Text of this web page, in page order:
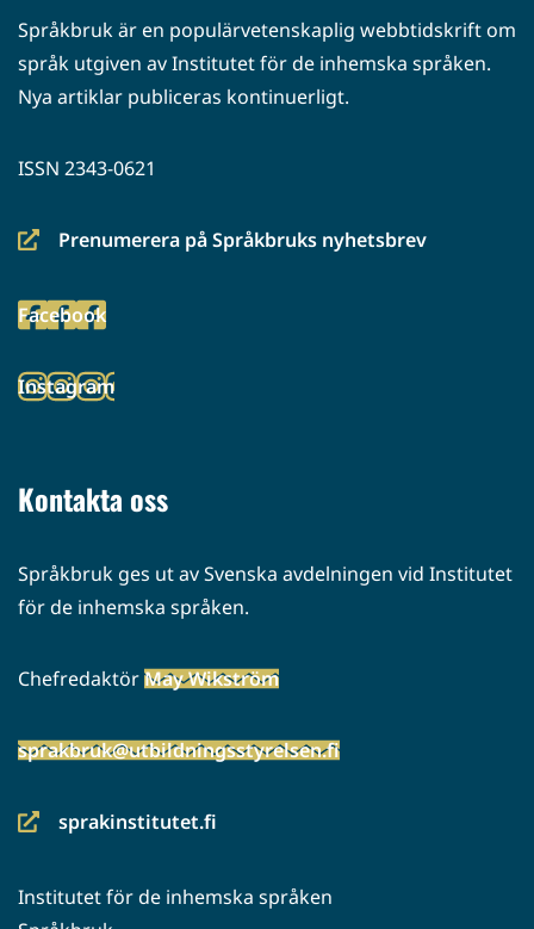
Språkbruk är en populärvetenskaplig webbtidskrift om
språk utgiven av Institutet för de inhemska språken.
Nya artiklar publiceras kontinuerligt.
ISSN 2343-0621
Prenumerera på Språkbruks nyhetsbrev
(siirryt
palveluun)
Facebook
(siirryt
palveluun)
Instagram
(siirryt
Kontakta oss
Språkbruk ges ut av Svenska avdelningen vid Institutet
för de inhemska språken.
ChefredaktörMay Wikström
sprakbruk@utbildningsstyrelsen.fi
sprakinstitutet.fi
(siirryt
palveluun)
Institutet för de inhemska språken